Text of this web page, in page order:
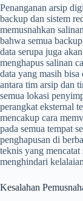
Penanganan arsip
backup dan sistem
memusnahkan
bahwa semua
data serupa juga
menghapus salinan
data yang masih
antara tim arsip dan
semua lokasi
perangkat eksternal
mencakup cara
pada semua tempat
penghapusan di
teknis yang
menghindari
Kesalahan